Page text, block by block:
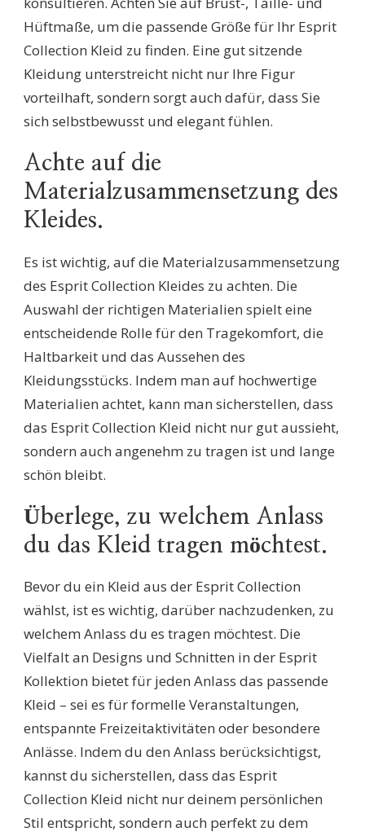
Hüftmaße, um die passende Größe für Ihr Esprit
Collection Kleid zu finden. Eine gut sitzende
Kleidung unterstreicht nicht nur Ihre Figur
vorteilhaft, sondern sorgt auch dafür, dass Sie
sich selbstbewusst und elegant fühlen.
Achte auf die
Materialzusammensetzung des
Kleides.
Es ist wichtig, auf die Materialzusammensetzung
des Esprit Collection Kleides zu achten. Die
Auswahl der richtigen Materialien spielt eine
entscheidende Rolle für den Tragekomfort, die
Haltbarkeit und das Aussehen des
Kleidungsstücks. Indem man auf hochwertige
Materialien achtet, kann man sicherstellen, dass
das Esprit Collection Kleid nicht nur gut aussieht,
sondern auch angenehm zu tragen ist und lange
schön bleibt.
Überlege, zu welchem Anlass
du das Kleid tragen möchtest.
Bevor du ein Kleid aus der Esprit Collection
wählst, ist es wichtig, darüber nachzudenken, zu
welchem Anlass du es tragen möchtest. Die
Vielfalt an Designs und Schnitten in der Esprit
Kollektion bietet für jeden Anlass das passende
Kleid – sei es für formelle Veranstaltungen,
entspannte Freizeitaktivitäten oder besondere
Anlässe. Indem du den Anlass berücksichtigst,
kannst du sicherstellen, dass das Esprit
Collection Kleid nicht nur deinem persönlichen
Stil entspricht, sondern auch perfekt zu dem